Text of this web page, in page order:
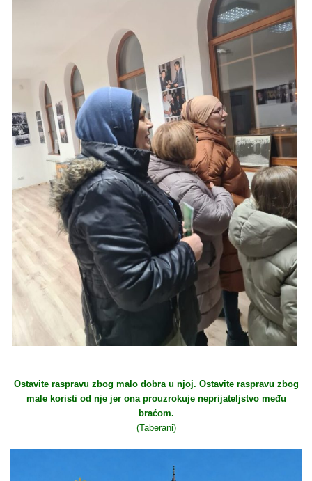
Ostavite raspravu zbog malo dobra u njoj. Ostavite raspravu zbog
male koristi od nje jer ona prouzrokuje neprijateljstvo među
braćom.
(Taberani)